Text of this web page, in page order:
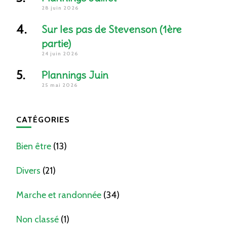
28 juin 2026
Sur les pas de Stevenson (1ère
partie)
24 juin 2026
Plannings Juin
25 mai 2026
CATÉGORIES
Bien être (13)
Divers (21)
Marche et randonnée (34)
Non classé (1)